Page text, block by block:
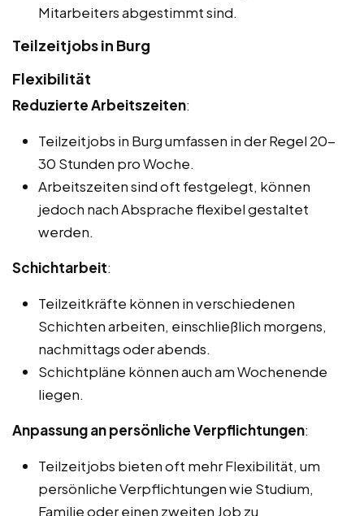
Mitarbeiters abgestimmt sind.
Teilzeitjobs in Burg
Flexibilität
Reduzierte Arbeitszeiten:
Teilzeitjobs in Burg umfassen in der Regel 20-
30 Stunden pro Woche.
Arbeitszeiten sind oft festgelegt, können
jedoch nach Absprache flexibel gestaltet
werden.
Schichtarbeit:
Teilzeitkräfte können in verschiedenen
Schichten arbeiten, einschließlich morgens,
nachmittags oder abends.
Schichtpläne können auch am Wochenende
liegen.
Anpassung an persönliche Verpflichtungen:
Teilzeitjobs bieten oft mehr Flexibilität, um
persönliche Verpflichtungen wie Studium,
Familie oder einen zweiten Job zu